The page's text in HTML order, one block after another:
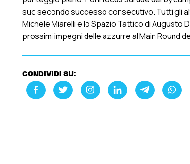
suo secondo successo consecutivo. Tutti gli
Michele Miarelli e lo Spazio Tattico di Augusto
prossimi impegni delle azzurre al Main Round
CONDIVIDI SU: